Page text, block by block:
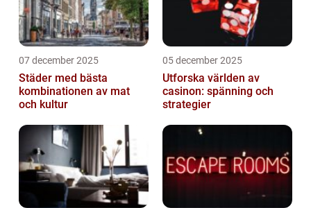
07 december 2025
Städer med bästa
kombinationen av mat
och kultur
05 december 2025
Utforska världen av
casinon: spänning och
strategier